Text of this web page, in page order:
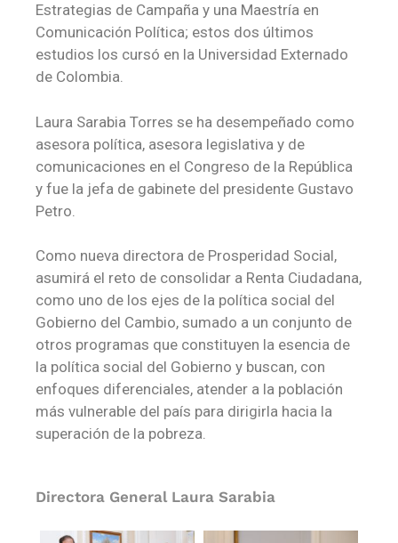
Estrategias de Campaña y una Maestría en
Comunicación Política; estos dos últimos
estudios los cursó en la Universidad Externado
de Colombia.
Laura Sarabia Torres se ha desempeñado como
asesora política, asesora legislativa y de
comunicaciones en el Congreso de la República
y fue la jefa de gabinete del presidente Gustavo
Petro.
Como nueva directora de Prosperidad Social,
asumirá el reto de consolidar a Renta Ciudadana,
como uno de los ejes de la política social del
Gobierno del Cambio, sumado a un conjunto de
otros programas que constituyen la esencia de
la política social del Gobierno y buscan, con
enfoques diferenciales, atender a la población
más vulnerable del país para dirigirla hacia la
superación de la pobreza.
Directora General Laura Sarabia